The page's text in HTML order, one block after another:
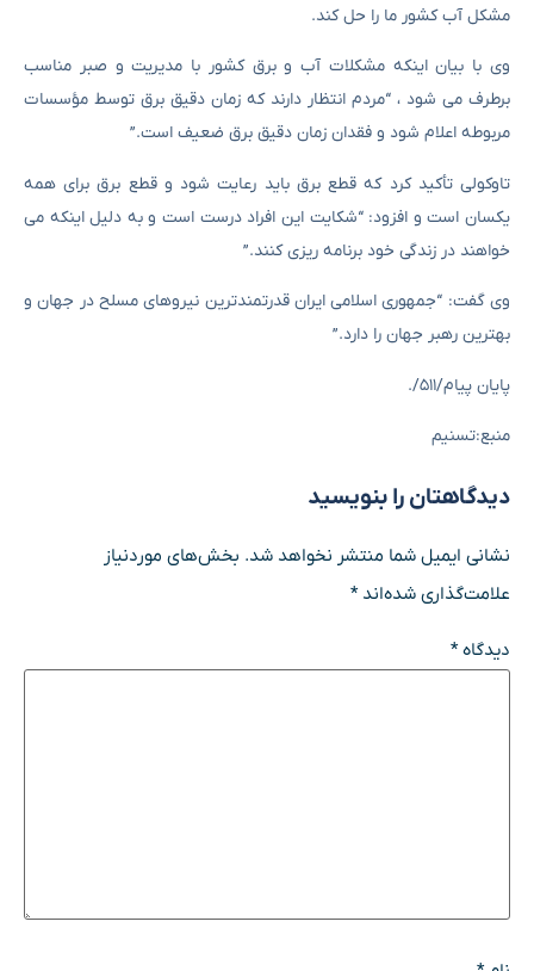
مشکل آب کشور ما را حل کند.
وی با بیان اینکه مشکلات آب و برق کشور با مدیریت و صبر مناسب
برطرف می شود ، “مردم انتظار دارند که زمان دقیق برق توسط مؤسسات
مربوطه اعلام شود و فقدان زمان دقیق برق ضعیف است.”
تاوکولی تأکید کرد که قطع برق باید رعایت شود و قطع برق برای همه
یکسان است و افزود: “شکایت این افراد درست است و به دلیل اینکه می
خواهند در زندگی خود برنامه ریزی کنند.”
وی گفت: “جمهوری اسلامی ایران قدرتمندترین نیروهای مسلح در جهان و
بهترین رهبر جهان را دارد.”
پایان پیام/۵۱۱/.
منبع:تسنیم
دیدگاهتان را بنویسید
نشانی ایمیل شما منتشر نخواهد شد. بخش‌های موردنیاز
علامت‌گذاری شده‌اند*
دیدگاه*